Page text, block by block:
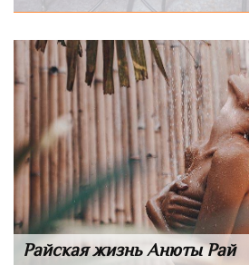
Райская жизнь Анюты Рай